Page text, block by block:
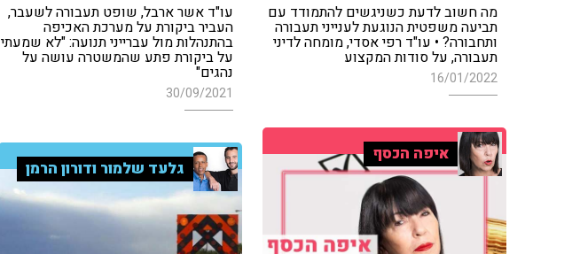
מה חשוב לדעת כשניגשים להתמודד עם
תביעה משפטית הנוגעת לענייני תעבורה
ותחבורה? • עו"ד רפי אסדי, מומחה לדיני
תעבורה, על סודות המקצוע
16/01/2022
עו"ד אשר ארבל, שופט תעבורה לשעבר,
העביר ביקורת על מערכת האכיפה
בהתנהלות מול עברייני תנועה: "לא שמעתי
על ביקורת פתע שהמשטרה עושה על
נהגים"
30/09/2021
איפה הכסף
גלעד שלמור ודורון הרמן